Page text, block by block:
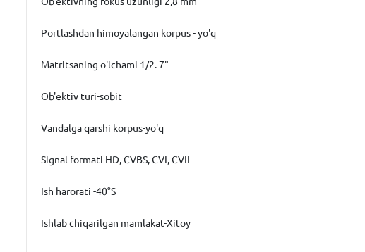
Portlashdan himoyalangan korpus - yo'q
Matritsaning o'lchami 1/2. 7"
Ob'ektiv turi-sobit
Vandalga qarshi korpus-yo'q
Signal formati HD, CVBS, CVI, CVII
Ish harorati -40°S
Ishlab chiqarilgan mamlakat-Xitoy